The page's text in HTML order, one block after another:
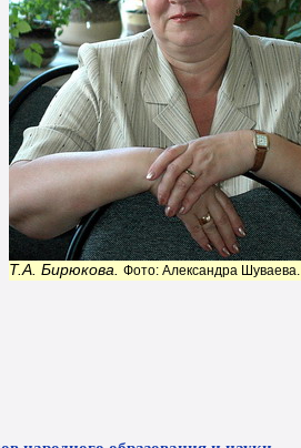
Т.А. Бирюкова. Фото: Александра Шуваева.